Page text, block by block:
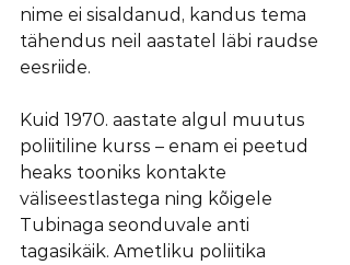
nime ei sisaldanud, kandus tema
tähendus neil aastatel läbi raudse
eesriide.
Kuid 1970. aastate algul muutus
poliitiline kurss – enam ei peetud
heaks tooniks kontakte
väliseestlastega ning kõigele
Tubinaga seonduvale anti
tagasikäik. Ametliku poliitika